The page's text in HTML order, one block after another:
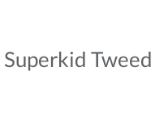
Tweed